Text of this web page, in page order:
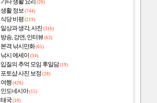
기타 생활 요리 (26)
생활 정보 (744)
식당 비평 (219)
일상과 생각, 사진 (316)
방송, 강연, 인터뷰 (63)
본격 낚시만화(65)
낚시 에세이 (34)
입질의 추억 모임 후일담(19)
포토샵 사진 보정 (28)
여행 (426)
인도네시아(15)
태국 (10)